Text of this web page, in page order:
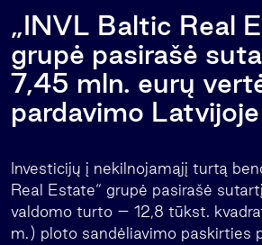
„INVL Baltic Real
grupė pasirašė
7,45 mln. eurų
pardavimo Latvijoje
Investicijų į nekilnojamąjį turtą
Real Estate“ grupė pasirašė
valdomo turto – 12,8 tūkst.
m.) ploto sandėliavimo paskirties